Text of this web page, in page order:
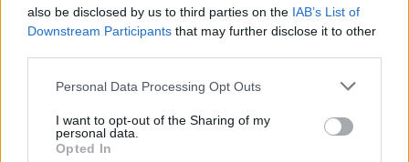
also be disclosed by us to third parties on the IAB’s List of
Downstream Participants that may further disclose it to other
Personal Data Processing Opt Outs
I want to opt-out of the Sharing of my
personal data.
Opted In
divertimenti e peccatucci bombardano le
cappuccino e cornetto a colazione:
mirino del formidabile comico è chi vive
costantemente in vetrina. Se scene di